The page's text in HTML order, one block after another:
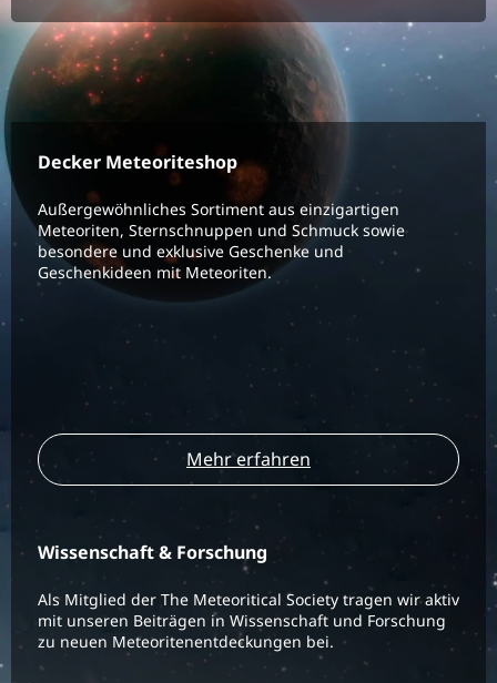
Decker Meteoriteshop
Außergewöhnliches Sortiment aus einzigartigen
Meteoriten, Sternschnuppen und Schmuck sowie
besondere und exklusive Geschenke und
Geschenkideen mit Meteoriten.
Mehr erfahren
Wissenschaft & Forschung
Als Mitglied der The Meteoritical Society tragen wir aktiv
mit unseren Beiträgen in Wissenschaft und Forschung
zu neuen Meteoritenentdeckungen bei.